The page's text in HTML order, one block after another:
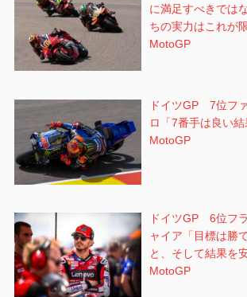
に満足すべきでは
ちの実力はこれが限
MotoGP
ドイツGP 7位フ
ロ「7番手は良い結
MotoGP
ドイツGP 6位フ
ャイア「目標は勝
と、そして結果を
MotoGP